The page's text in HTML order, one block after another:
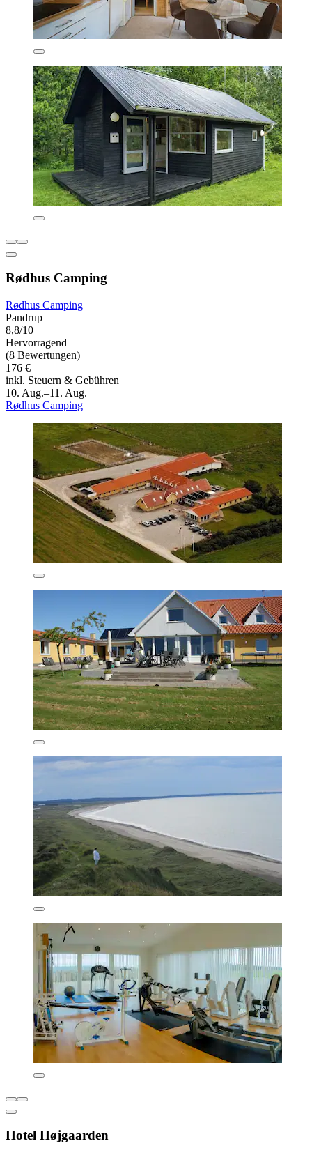
Rødhus Camping
Rødhus Camping
Pandrup
8,8/10
Hervorragend
(8 Bewertungen)
176 €
inkl. Steuern & Gebühren
10. Aug.–11. Aug.
Rødhus Camping
Hotel Højgaarden